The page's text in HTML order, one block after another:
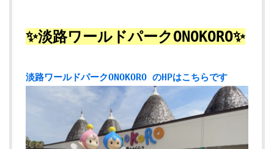
✨淡路ワールドパークONOKORO✨
淡路ワールドパークONOKORO のHPはこちらです